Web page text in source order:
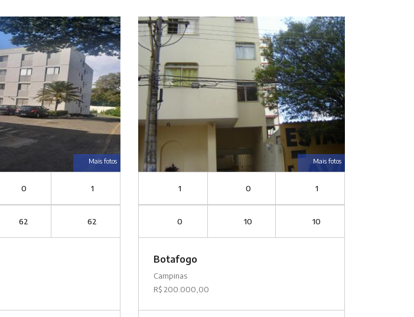
Mais fotos
0 1
62 62
Mais fotos
1 0 1
0 10 10
Botafogo
Campinas
R$ 200.000,00